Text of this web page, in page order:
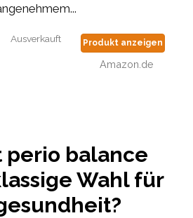
Ausverkauft Produkt anzeigen
Amazon.de
perio balance
Wahl für